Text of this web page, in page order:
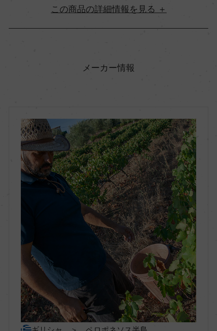
詳細情報
地区名
味わい
メーカー情報